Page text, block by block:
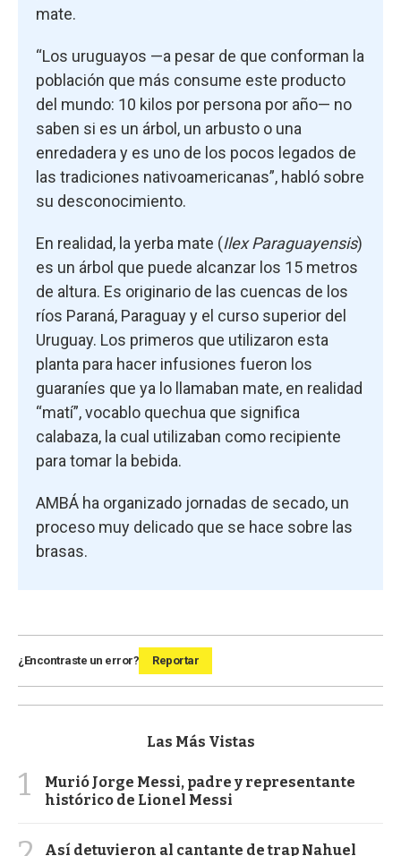
mate.
“Los uruguayos —a pesar de que conforman la
población que más consume este producto
del mundo: 10 kilos por persona por año— no
saben si es un árbol, un arbusto o una
enredadera y es uno de los pocos legados de
las tradiciones nativoamericanas”, habló sobre
su desconocimiento.
En realidad, la yerba mate (Ilex Paraguayensis)
es un árbol que puede alcanzar los 15 metros
de altura. Es originario de las cuencas de los
ríos Paraná, Paraguay y el curso superior del
Uruguay. Los primeros que utilizaron esta
planta para hacer infusiones fueron los
guaraníes que ya lo llamaban mate, en realidad
“matí”, vocablo quechua que significa
calabaza, la cual utilizaban como recipiente
para tomar la bebida.
AMBÁ ha organizado jornadas de secado, un
proceso muy delicado que se hace sobre las
brasas.
¿Encontraste un error? Reportar
Las Más Vistas
1
Murió Jorge Messi, padre y representante
histórico de Lionel Messi
Así detuvieron al cantante de trap Nahuel